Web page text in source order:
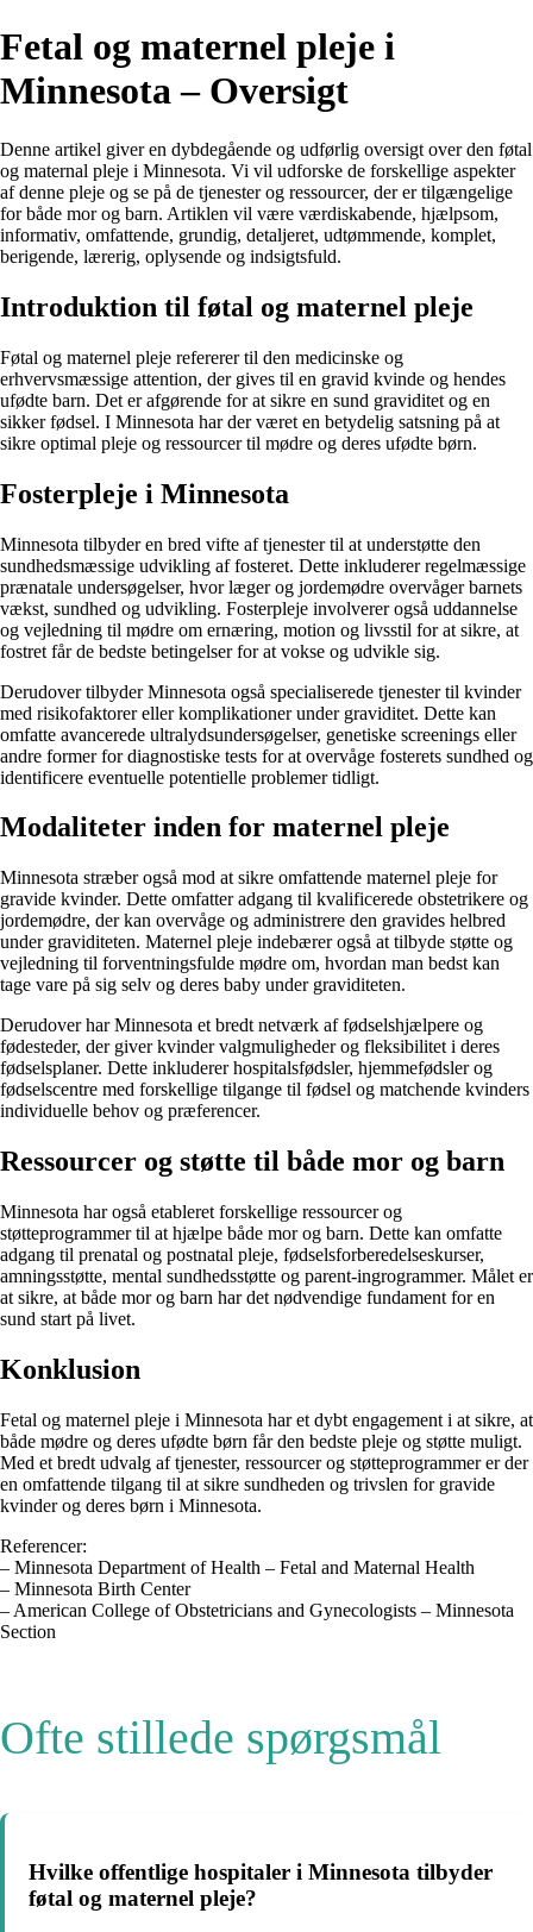
Fetal og maternel pleje i
Minnesota – Oversigt
Denne artikel giver en dybdegående og udførlig oversigt over den føtal
og maternal pleje i Minnesota. Vi vil udforske de forskellige aspekter
af denne pleje og se på de tjenester og ressourcer, der er tilgængelige
for både mor og barn. Artiklen vil være værdiskabende, hjælpsom,
informativ, omfattende, grundig, detaljeret, udtømmende, komplet,
berigende, lærerig, oplysende og indsigtsfuld.
Introduktion til føtal og maternel pleje
Føtal og maternel pleje refererer til den medicinske og
erhvervsmæssige attention, der gives til en gravid kvinde og hendes
ufødte barn. Det er afgørende for at sikre en sund graviditet og en
sikker fødsel. I Minnesota har der været en betydelig satsning på at
sikre optimal pleje og ressourcer til mødre og deres ufødte børn.
Fosterpleje i Minnesota
Minnesota tilbyder en bred vifte af tjenester til at understøtte den
sundhedsmæssige udvikling af fosteret. Dette inkluderer regelmæssige
prænatale undersøgelser, hvor læger og jordemødre overvåger barnets
vækst, sundhed og udvikling. Fosterpleje involverer også uddannelse
og vejledning til mødre om ernæring, motion og livsstil for at sikre, at
fostret får de bedste betingelser for at vokse og udvikle sig.
Derudover tilbyder Minnesota også specialiserede tjenester til kvinder
med risikofaktorer eller komplikationer under graviditet. Dette kan
omfatte avancerede ultralydsundersøgelser, genetiske screenings eller
andre former for diagnostiske tests for at overvåge fosterets sundhed og
identificere eventuelle potentielle problemer tidligt.
Modaliteter inden for maternel pleje
Minnesota stræber også mod at sikre omfattende maternel pleje for
gravide kvinder. Dette omfatter adgang til kvalificerede obstetrikere og
jordemødre, der kan overvåge og administrere den gravides helbred
under graviditeten. Maternel pleje indebærer også at tilbyde støtte og
vejledning til forventningsfulde mødre om, hvordan man bedst kan
tage vare på sig selv og deres baby under graviditeten.
Derudover har Minnesota et bredt netværk af fødselshjælpere og
fødesteder, der giver kvinder valgmuligheder og fleksibilitet i deres
fødselsplaner. Dette inkluderer hospitalsfødsler, hjemmefødsler og
fødselscentre med forskellige tilgange til fødsel og matchende kvinders
individuelle behov og præferencer.
Ressourcer og støtte til både mor og barn
Minnesota har også etableret forskellige ressourcer og
støtteprogrammer til at hjælpe både mor og barn. Dette kan omfatte
adgang til prenatal og postnatal pleje, fødselsforberedelseskurser,
amningsstøtte, mental sundhedsstøtte og parent-ingrogrammer. Målet er
at sikre, at både mor og barn har det nødvendige fundament for en
sund start på livet.
Konklusion
Fetal og maternel pleje i Minnesota har et dybt engagement i at sikre, at
både mødre og deres ufødte børn får den bedste pleje og støtte muligt.
Med et bredt udvalg af tjenester, ressourcer og støtteprogrammer er der
en omfattende tilgang til at sikre sundheden og trivslen for gravide
kvinder og deres børn i Minnesota.
Referencer:
– Minnesota Department of Health – Fetal and Maternal Health
– Minnesota Birth Center
– American College of Obstetricians and Gynecologists – Minnesota
Section
Ofte stillede spørgsmål
Hvilke offentlige hospitaler i Minnesota tilbyder
føtal og maternel pleje?